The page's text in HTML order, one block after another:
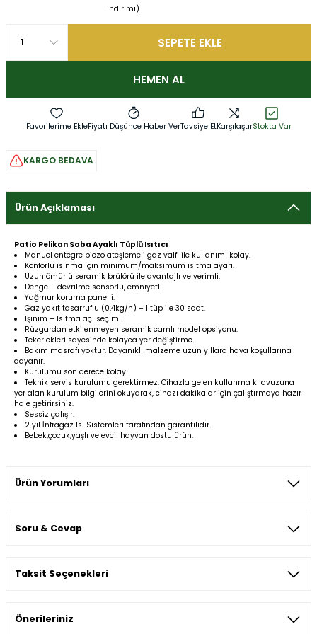
indirimi)
SEPETE EKLE
HEMEN AL
Fiyatı Düşünce Haber VerTavsiye EtKarşılaştırStokta Var
KARGO BEDAVA
Ürün Açıklaması
Patio Pelikan Soba Ayaklı Tüplü Isıtıcı
Manuel entegre piezo ateşlemeli gaz valfi ile kullanımı kolay.
Konforlu ısınma için minimum/maksimum ısıtma ayarı.
Uzun ömürlü seramik brülörü ile avantajlı ve verimli.
Denge – devrilme sensörlü, emniyetli.
Yağmur koruma panelli.
Gaz yakıt tasarruflu (0,4kg/h) – 1 tüp ile 30 saat.
Işınım – Isıtma açı seçimi.
Rüzgardan etkilenmeyen seramik camlı model opsiyonu.
Tekerlekleri sayesinde kolayca yer değiştirme.
Bakım masrafı yoktur. Dayanıklı malzeme uzun yıllara hava koşullarına
dayanır.
Kurulumu son derece kolay.
Teknik servis kurulumu gerektirmez. Cihazla gelen kullanma kılavuzuna
yer alan kurulum bilgilerini okuyarak, cihazı dakikalar için çalıştırmaya hazır
hale getirirsiniz.
Sessiz çalışır.
2 yıl İnfragaz Isı Sistemleri tarafından garantilidir.
Bebek,çocuk,yaşlı ve evcil hayvan dostu ürün.
Ürün Yorumları
Soru & Cevap
Taksit Seçenekleri
Önerileriniz